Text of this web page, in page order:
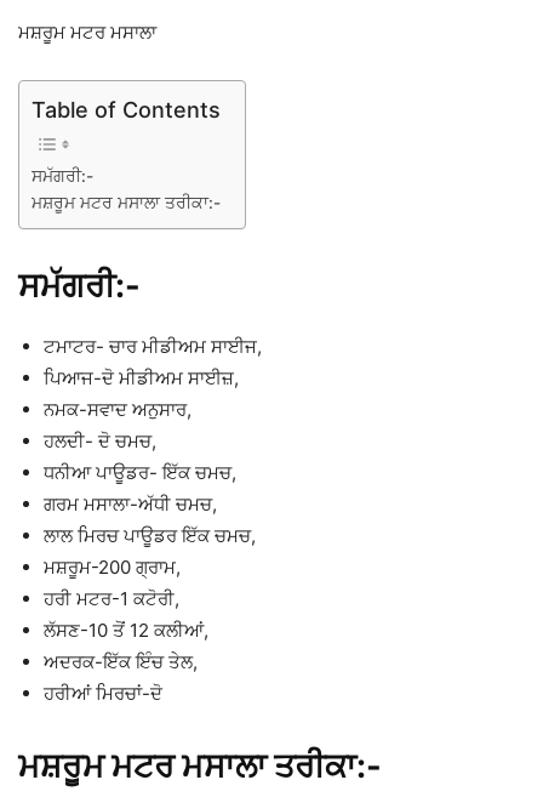
ਮਸ਼ਰੂਮ ਮਟਰ ਮਸਾਲਾ
Table of Contents
ਸਮੱਗਰੀ:-
ਮਸ਼ਰੂਮ ਮਟਰ ਮਸਾਲਾ ਤਰੀਕਾ:-
ਸਮੱਗਰੀ:-
ਟਮਾਟਰ- ਚਾਰ ਮੀਡੀਅਮ ਸਾਈਜ,
ਪਿਆਜ-ਦੋ ਮੀਡੀਅਮ ਸਾਈਜ਼,
ਨਮਕ-ਸਵਾਦ ਅਨੁਸਾਰ,
ਹਲਦੀ- ਦੋ ਚਮਚ,
ਧਨੀਆ ਪਾਊਡਰ- ਇੱਕ ਚਮਚ,
ਗਰਮ ਮਸਾਲਾ-ਅੱਧੀ ਚਮਚ,
ਲਾਲ ਮਿਰਚ ਪਾਊਡਰ ਇੱਕ ਚਮਚ,
ਮਸ਼ਰੂਮ-200 ਗ੍ਰਾਮ,
ਹਰੀ ਮਟਰ-1 ਕਟੋਰੀ,
ਲੱਸਣ-10 ਤੋਂ 12 ਕਲੀਆਂ,
ਅਦਰਕ-ਇੱਕ ਇੰਚ ਤੇਲ,
ਹਰੀਆਂ ਮਿਰਚਾਂ-ਦੋ
ਮਸ਼ਰੂਮ ਮਟਰ ਮਸਾਲਾ ਤਰੀਕਾ:-